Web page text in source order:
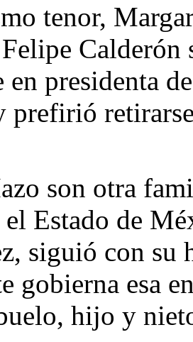
tenor,
en presidenta
prefirió
son otra
el Estado de
siguió con
gobierna esa
hijo y